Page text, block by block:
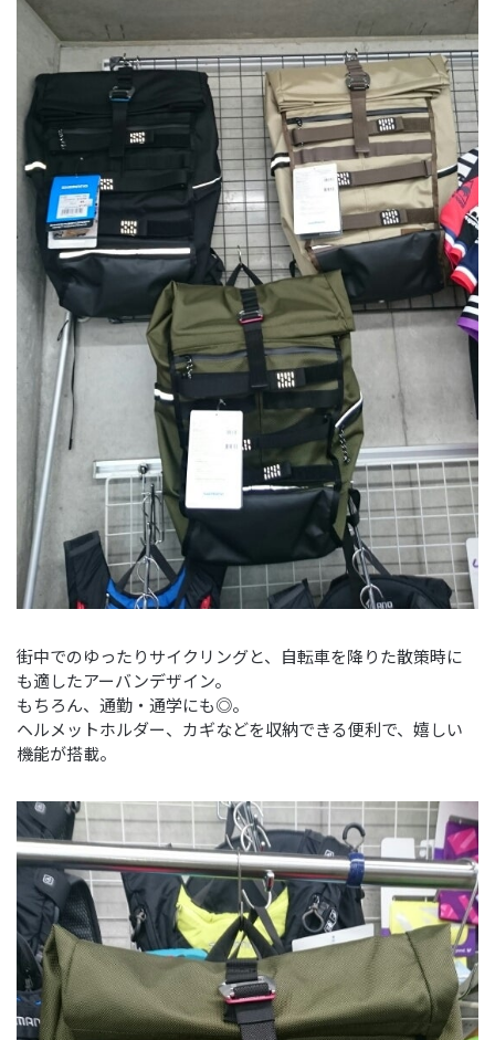
街中でのゆったりサイクリングと、自転車を降りた散策時に
も適したアーバンデザイン。
もちろん、通勤・通学にも◎。
ヘルメットホルダー、カギなどを収納できる便利で、嬉しい
機能が搭載。